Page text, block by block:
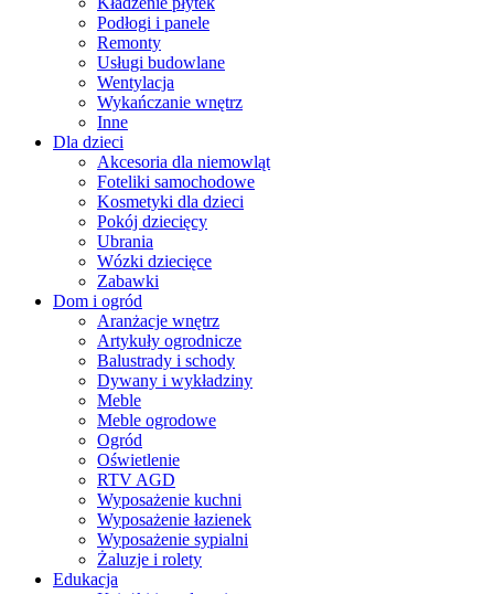
Podłogi i panele
Remonty
Usługi budowlane
Wentylacja
Wykańczanie wnętrz
Inne
Dla dzieci
Akcesoria dla niemowląt
Foteliki samochodowe
Kosmetyki dla dzieci
Pokój dziecięcy
Ubrania
Wózki dziecięce
Zabawki
Dom i ogród
Aranżacje wnętrz
Artykuły ogrodnicze
Balustrady i schody
Dywany i wykładziny
Meble
Meble ogrodowe
Ogród
Oświetlenie
RTV AGD
Wyposażenie kuchni
Wyposażenie łazienek
Wyposażenie sypialni
Żaluzje i rolety
Edukacja